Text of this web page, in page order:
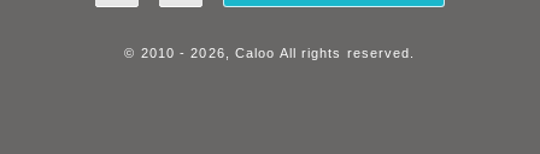
© 2010 - 2026, Caloo All rights reserved.